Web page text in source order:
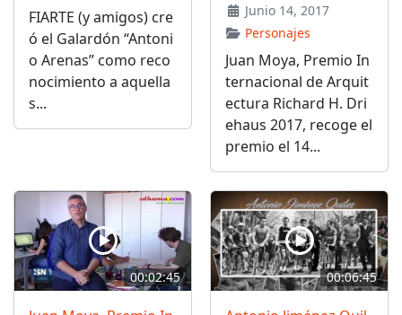
FIARTE (y amigos) cre
ó el Galardón “Antoni
o Arenas” como reco
nocimiento a aquella
s...
Junio 14, 2017
Personajes
Juan Moya, Premio In
ternacional de Arquit
ectura Richard H. Dri
ehaus 2017, recoge el
premio el 14...
00:02:45 00:06:45